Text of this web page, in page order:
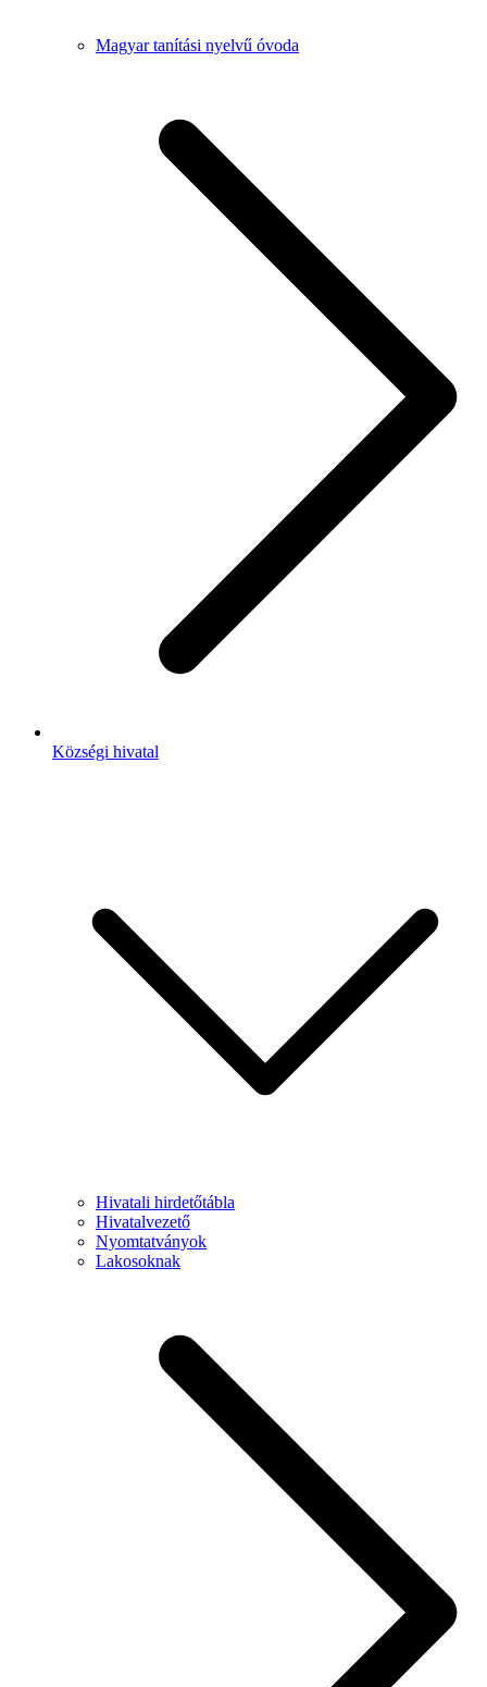
Magyar tanítási nyelvű óvoda
Községi hivatal
Hivatali hirdetőtábla
Hivatalvezető
Nyomtatványok
Lakosoknak